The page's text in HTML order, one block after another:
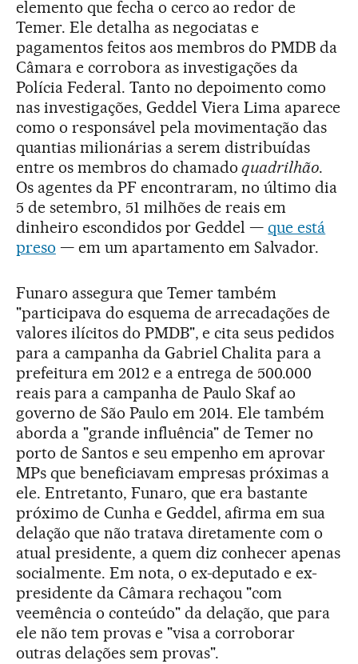
elemento que fecha o cerco ao redor de
Temer. Ele detalha as negociatas e
pagamentos feitos aos membros do PMDB da
Câmara e corrobora as investigações da
Polícia Federal. Tanto no depoimento como
nas investigações, Geddel Viera Lima aparece
como o responsável pela movimentação das
quantias milionárias a serem distribuídas
entre os membros do chamadoquadrilhão.
Os agentes da PF encontraram, no último dia
5 de setembro, 51 milhões de reais em
dinheiro escondidos por Geddel —que está
preso — em um apartamento em Salvador.
Funaro assegura que Temer também
"participava do esquema de arrecadações de
valores ilícitos do PMDB", e cita seus pedidos
para a campanha da Gabriel Chalita para a
prefeitura em 2012 e a entrega de 500.000
reais para a campanha de Paulo Skaf ao
governo de São Paulo em 2014. Ele também
aborda a "grande influência" de Temer no
porto de Santos e seu empenho em aprovar
MPs que beneficiavam empresas próximas a
ele. Entretanto, Funaro, que era bastante
próximo de Cunha e Geddel, afirma em sua
delação que não tratava diretamente com o
atual presidente, a quem diz conhecer apenas
socialmente. Em nota, o ex-deputado e ex-
presidente da Câmara rechaçou "com
veemência o conteúdo" da delação, que para
ele não tem provas e "visa a corroborar
outras delações sem provas".